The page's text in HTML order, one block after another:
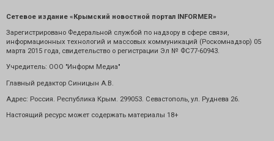
Сетевое издание «Крымский новостной портал INFORMER»
Зарегистрировано Федеральной службой по надзору в сфере связи,
информационных технологий и массовых коммуникаций (Роскомнадзор) 05
марта 2015 года, свидетельство о регистрации Эл № ФС77-60943.
Учредитель: ООО "Информ Медиа"
Главный редактор Синицын А.В.
Адрес: Россия. Республика Крым. 299053. Севастополь, ул. Руднева 26.
Настоящий ресурс может содержать материалы 18+